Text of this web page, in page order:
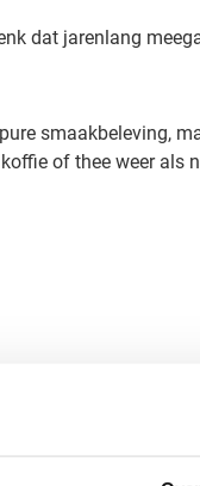
dat jarenlang
smaakbeleving,
of thee weer als
de thermosbeker